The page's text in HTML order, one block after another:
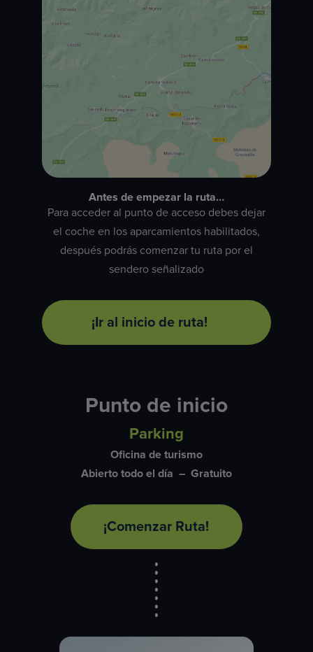
Antes de empezar la ruta…
Para acceder al punto de acceso debes dejar
el coche en los aparcamientos habilitados,
después podrás comenzar tu ruta por el
sendero señalizado
¡Ir al inicio de ruta!
Punto de inicio
Parking
Oficina de turismo
Abierto todo el día – Gratuito
¡Comenzar Ruta!